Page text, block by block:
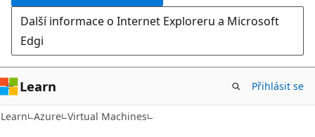
Další informace o Internet Exploreru a Microsoft
Edgi
Learn Přihlásit se
Learn Azure Virtual Machines